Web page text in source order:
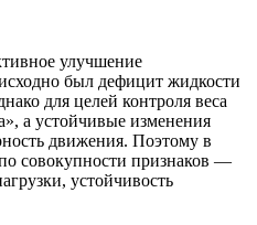
улучшение
был дефицит жидкости
для целей контроля веса
а устойчивые изменения
движения. Поэтому в
совокупности признаков —
устойчивость